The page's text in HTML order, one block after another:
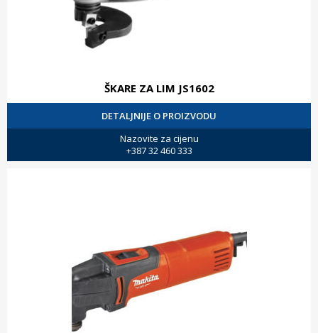
ŠKARE ZA LIM JS1602
DETALJNIJE O PROIZVODU
Nazovite za cijenu
+387 32 460 333